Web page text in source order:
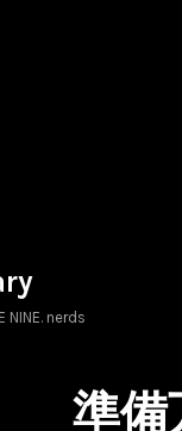
nerds
準備